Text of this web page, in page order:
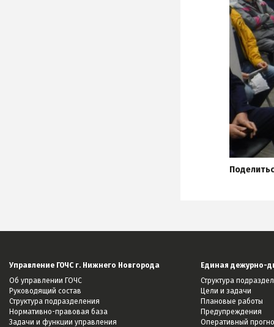
Управление ГОЧС г. Нижнего Новгорода
Об управлении ГОЧС
Руководящий состав
Структура подразделения
Нормативно-правовая база
Задачи и функции управления
Единая дежурно-
Структура
Цели и задачи
Плановые работы
Предупреждения
Оперативный